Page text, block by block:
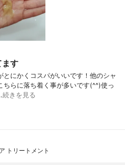
ます
にかくコスパがいいです！他のシャ
ちらに落ち着く事が多いです(^^)使っ
続きを見る
トリートメント